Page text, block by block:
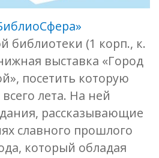
библиотеки (1 корп., к.
выставка «Город
посетить которую
лета. На ней
рассказывающие
славного прошлого
который обладая